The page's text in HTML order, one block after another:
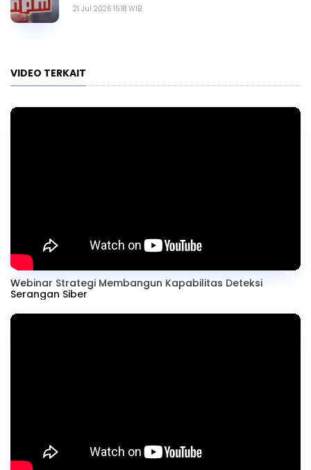
21 Jul 2026 15.18 WIB
VIDEO TERKAIT
Webinar Strategi Membangun Kapabilitas Deteksi
Serangan Siber